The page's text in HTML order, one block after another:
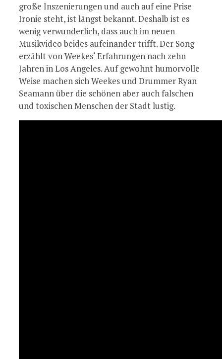
große Inszenierungen und auch auf eine Prise
Ironie steht, ist längst bekannt. Deshalb ist es
wenig verwunderlich, dass auch im neuen
Musikvideo beides aufeinander trifft. Der Song
erzählt von Weekes‘ Erfahrungen nach zehn
Jahren in Los Angeles. Auf gewohnt humorvolle
Weise machen sich Weekes und Drummer Ryan
Seamann über die schönen aber auch falschen
und toxischen Menschen der Stadt lustig.